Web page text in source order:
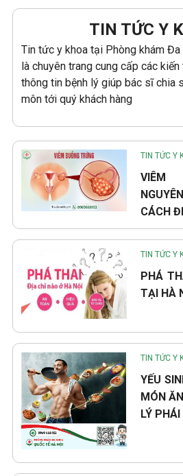
TIN TỨC Y
Tin tức y khoa tại Phòng khám
là chuyên trang cung cấp các
thông tin bệnh lý giúp bác sĩ chia
môn tới quý khách hàng
TIN TỨC Y
VIÊM
CÁCH
TIN TỨC Y
PHÁ
TẠI HÀ
TIN TỨC Y
YẾU
MÓN
LÝ